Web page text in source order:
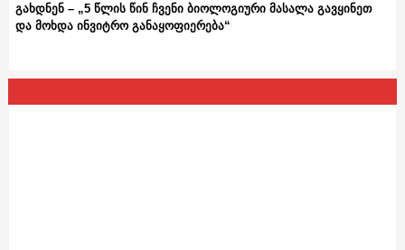
გახდნენ – „5 წლის წინ ჩვენი ბიოლოგიური მასალა გავყინეთ
და მოხდა ინვიტრო განაყოფიერება“